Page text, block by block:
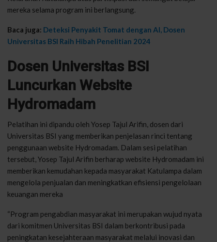
mereka selama program ini berlangsung.
Baca juga: Deteksi Penyakit Tomat dengan AI, Dosen
Universitas BSI Raih Hibah Penelitian 2024
Dosen Universitas BSI
Luncurkan Website
Hydromadam
Pelatihan ini dipandu oleh Yosep Tajul Arifin, dosen dari
Universitas BSI yang memberikan penjelasan rinci tentang
penggunaan website Hydromadam. Dalam sesi pelatihan
tersebut, Yosep Tajul Arifin berharap website Hydromadam ini
memberikan kemudahan kepada masyarakat Katulampa dalam
mengelola penjualan dan meningkatkan efisiensi pengelolaan
keuangan mereka
“Program pengabdian masyarakat ini merupakan wujud nyata
dari komitmen Universitas BSI dalam berkontribusi pada
peningkatan kesejahteraan masyarakat melalui inovasi dan